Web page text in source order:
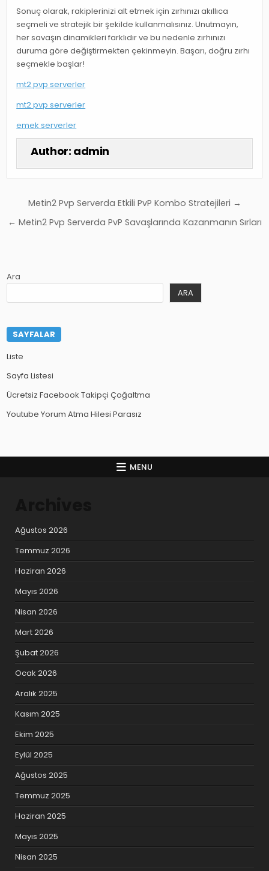
Sonuç olarak, rakiplerinizi alt etmek için zırhınızı akıllıca
seçmeli ve stratejik bir şekilde kullanmalısınız. Unutmayın,
her savaşın dinamikleri farklıdır ve bu nedenle zırhınızı
duruma göre değiştirmekten çekinmeyin. Başarı, doğru zırhı
seçmekle başlar!
mt2 pvp serverler
mt2 pvp serverler
emek serverler
Author: admin
Yazı
gezinmesi
Metin2 Pvp Serverda Etkili PvP Kombo Stratejileri →
← Metin2 Pvp Serverda PvP Savaşlarında Kazanmanın Sırları
Ara
ARA
SAYFALAR
Liste
Sayfa Listesi
Ücretsiz Facebook Takipçi Çoğaltma
Youtube Yorum Atma Hilesi Parasız
MENU
Ağustos 2026
Temmuz 2026
Haziran 2026
Mayıs 2026
Nisan 2026
Mart 2026
Şubat 2026
Ocak 2026
Aralık 2025
Kasım 2025
Ekim 2025
Eylül 2025
Ağustos 2025
Temmuz 2025
Haziran 2025
Mayıs 2025
Nisan 2025